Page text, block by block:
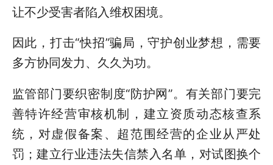
让不少受害者陷入维权困境。
因此，打击“快招”骗局，守护创业梦想，需要
多方协同发力、久久为功。
监管部门要织密制度“防护网”。有关部门要完
善特许经营审核机制，建立资质动态核查系
统，对虚假备案、超范围经营的企业从严处
罚；建立行业违法失信禁入名单，对试图换个